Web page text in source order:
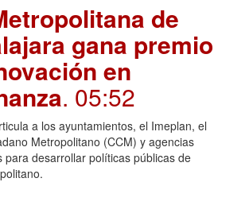
de
gana premio
en
. 05:52
a los ayuntamientos, el Imeplan, el
Metropolitano (CCM) y agencias
para desarrollar políticas públicas de